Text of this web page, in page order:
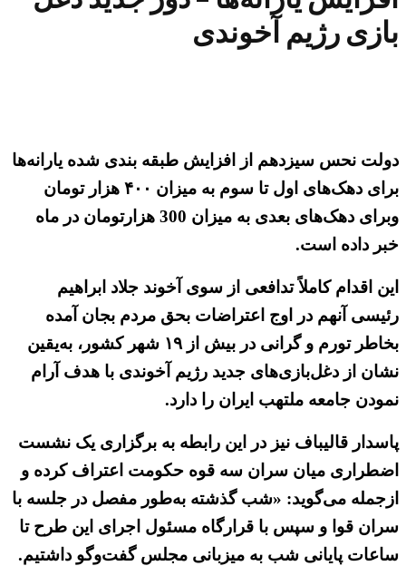
بازی رژیم آخوندی
دولت نحس سیزدهم از افزایش طبقه بندی شده یارانه‌ها
برای دهک‌های اول تا سوم به میزان ۴۰۰ هزار تومان
وبرای دهک‌های بعدی به میزان 300 هزارتومان در ماه
خبر داده است.
این اقدام کاملاً تدافعی از سوی آخوند جلاد ابراهیم
رئیسی آنهم در اوج اعتراضات بحق مردم بجان آمده
بخاطر تورم و گرانی در بیش از ۱۹ شهر کشور، به‌یقین
نشان از دغل‌بازی‌های جدید رژیم آخوندی با هدف آرام
نمودن جامعه ملتهب ایران را دارد.
پاسدار قالیباف نیز در این رابطه به برگزاری یک نشست
اضطراری میان سران سه قوه حکومت اعتراف کرده و
ازجمله می‌گوید: «شب گذشته به‌طور مفصل در جلسه با
سران قوا و سپس با قرارگاه مسئول اجرای این طرح تا
ساعات پایانی شب به میزبانی مجلس گفت‌وگو داشتیم.